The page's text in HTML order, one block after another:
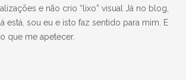
e não crio “lixo” visual Já no blog,
sou eu e isto faz sentido para mim. E
que me apetecer.